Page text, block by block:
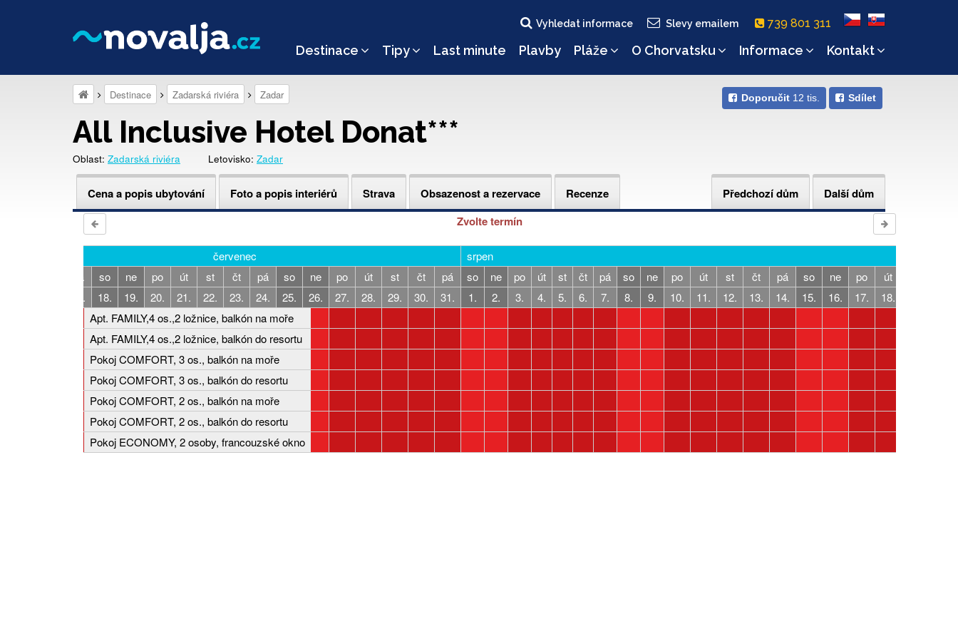
Vyhledat informace Slevy emailem 739 801 311
Destinace Tipy Last minute Plavby Pláže O Chorvatsku Informace Kontakt
Doporučit 12 tis. Sdílet
Destinace Zadarská riviéra Zadar
All Inclusive Hotel Donat***
Oblast: Zadarská riviéra Letovisko: Zadar
Předchozí dům Další dům
Cena a popis ubytování Foto a popis interiérů Strava Obsazenost a rezervace
Recenze
Zvolte termín
červenec
srpen
pá so ne po út st čt pá so ne po út st čt pá so ne po út st čt pá so ne po út st čt pá so ne po út
17. 18. 19. 20. 21. 22. 23. 24. 25. 26. 27. 28. 29. 30. 31. 1. 2. 3. 4. 5. 6. 7. 8. 9. 10. 11. 12. 13. 14. 15. 16. 17. 18.
Apt. FAMILY,4 os.,2 ložnice, balkón na moře
Apt. FAMILY,4 os.,2 ložnice, balkón do resortu
Pokoj COMFORT, 3 os., balkón na moře
Pokoj COMFORT, 3 os., balkón do resortu
Pokoj COMFORT, 2 os., balkón na moře
Pokoj COMFORT, 2 os., balkón do resortu
Pokoj ECONOMY, 2 osoby, francouzské okno